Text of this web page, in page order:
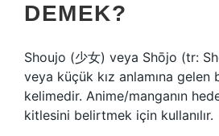
DEMEK?
Shoujo (少女) veya Shōjo (tr:
veya küçük kız anlamına gelen
kelimedir. Anime/manganın
kitlesini belirtmek için kullanılır.